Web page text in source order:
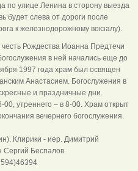
по улице Ленина в сторону выезда
будет слева от дороги после
к железнодорожному вокзалу).
Рождества Иоанна Предтечи
в ней начались еще до
1997 года храм был освящен
Анастасием. Богослужения в
и праздничные дни.
00, утреннего – в 8-00. Храм открыт
вечернего богослужения.
Клирики - иер. Димитрий
Беспалов.